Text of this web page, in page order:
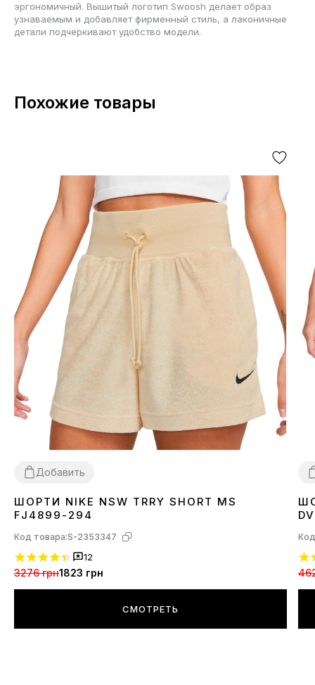
эргономичный. Вышитый логотип Swoosh делает образ
узнаваемым и добавляет фирменный стиль, а лаконичные
детали подчеркивают удобство модели.
Похожие товары
Добавить
XS S M L
ШОРТИ NIKE NSW TRRY SHORT MS
FJ4899-294
Код товара:S-2353347
12
3276 грн1823 грн
СМОТРЕТЬ